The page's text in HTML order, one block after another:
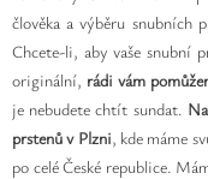
člověka a výběru snubních
Chcete-li, aby vaše snubní
originální, rádi vám
je nebudete chtít sundat.
prstenů v Plzni, kde máme
po celé České republice.